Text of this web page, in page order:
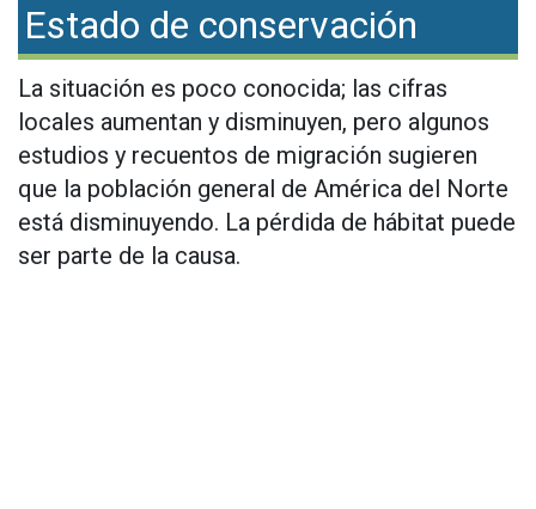
Estado de conservación
La situación es poco conocida; las cifras
locales aumentan y disminuyen, pero algunos
estudios y recuentos de migración sugieren
que la población general de América del Norte
está disminuyendo. La pérdida de hábitat puede
ser parte de la causa.